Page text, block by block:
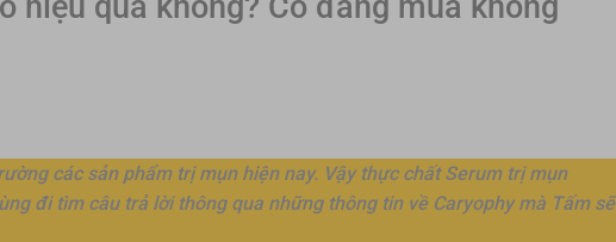
các sản phẩm trị mụn hiện nay. Vậy thực chất Serum trị mụn
đi tìm câu trả lời thông qua những thông tin về Caryophy mà Tấm sẽ